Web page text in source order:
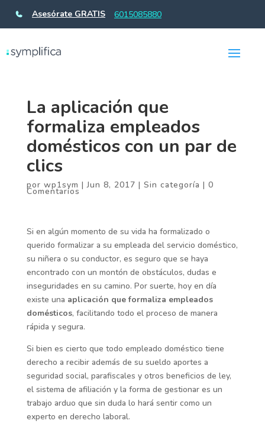
La aplicación que
formaliza empleados
domésticos con un par de
clics
por wp1sym |Jun 8, 2017 | Sin categoría | 0
Comentarios
Si en algún momento de su vida ha formalizado o
querido formalizar a su empleada del servicio doméstico,
su niñera o su conductor, es seguro que se haya
encontrado con un montón de obstáculos, dudas e
inseguridades en su camino. Por suerte, hoy en día
existe una aplicación que formaliza empleados
domésticos, facilitando todo el proceso de manera
rápida y segura.
Si bien es cierto que todo empleado doméstico tiene
derecho a recibir además de su sueldo aportes a
seguridad social, parafiscales y otros beneficios de ley,
el sistema de afiliación y la forma de gestionar es un
trabajo arduo que sin duda lo hará sentir como un
experto en derecho laboral.
Asesórate GRATIS 6015085880